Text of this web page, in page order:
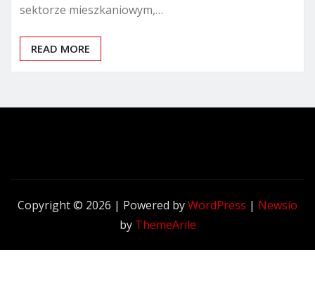
sektorze mieszkaniowym,…
READ MORE
Copyright © 2026 | Powered byWordPress | Newsio
by ThemeArile